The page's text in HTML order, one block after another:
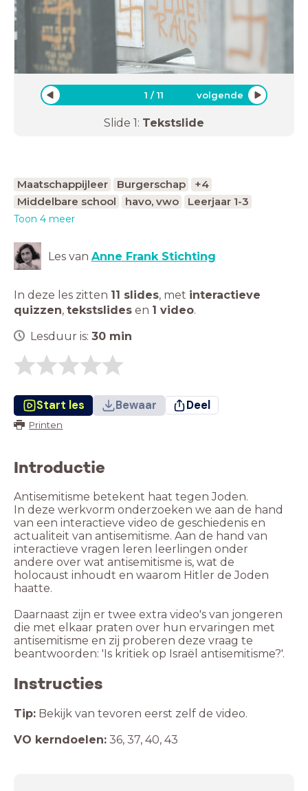
1 /11 volgende
Slide 1: Tekstslide
Maatschappijleer Burgerschap
+4
Middelbare school
havo, vwo Leerjaar 1-3
Toon 4 meer
Les van Anne Frank Stichting
In deze les zitten 11 slides, met interactieve
quizzen, tekstslides en 1 video.
Lesduur is: 30 min
Start les Bewaar Deel
Printen
Introductie
Antisemitisme betekent haat tegen Joden.
In deze werkvorm onderzoeken we aan de hand
van een interactieve video de geschiedenis en
actualiteit van antisemitisme. Aan de hand van
interactieve vragen leren leerlingen onder
andere over wat antisemitisme is, wat de
holocaust inhoudt en waarom Hitler de Joden
haatte.
Daarnaast zijn er twee extra video's van jongeren
die met elkaar praten over hun ervaringen met
antisemitisme en zij proberen deze vraag te
beantwoorden: 'Is kritiek op Israël antisemitisme?'.
Instructies
Tip: Bekijk van tevoren eerst zelf de video.
VO kerndoelen: 36, 37, 40, 43